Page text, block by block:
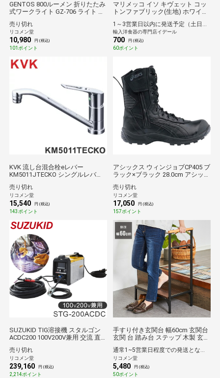
GENTOS 800ルーメン 折りたたみ
式ワークライト GZ-706 ライト 電
事 作業 夜間 道路 工業 防滴 ジェ
ントス【送料無料】
売り切れ
リコメン堂
10,980 円 (税込)
101ポイント
マリメッコ イソ キヴェット コッ
トンファブリック(生地) ホワイ
(30cm以上から10cm単位で切り売
り) 北欧 布
1～3営業日以内に発送予定（土日祝除）
輸入洋食器の専門店イデール
700 円 (税込)
60ポイント
KVK 流し台混合栓eレバー
KM5011JTECKO シングルレバー
売り切れ
リコメン堂
15,540 円 (税込)
143ポイント
アシックス ウィンジョブCP405 ブ
ラック×ブラック 28.0cm アシック
プロテクティブスニーカー【送料
無料】
売り切れ
リコメン堂
17,050 円 (税込)
157ポイント
SUZUKID TIG溶接機 スタルゴン
ACDC200 100V200V兼用 交流 直
料】
売り切れ
リコメン堂
239,160 円 (税込)
2,214ポイント
手すり付き玄関台 幅60cm 玄関台
玄関 台 踏み台 ステップ 木製 玄関
台 足場 おしゃれ 高齢者 収納 昇降
補助 介護 軽量 転倒防止 歩行支援
用具 介護用品 【送料無料】
通常1~5営業日程度での発送となります。
リコメン堂
5,480 円 (税込)
50ポイント